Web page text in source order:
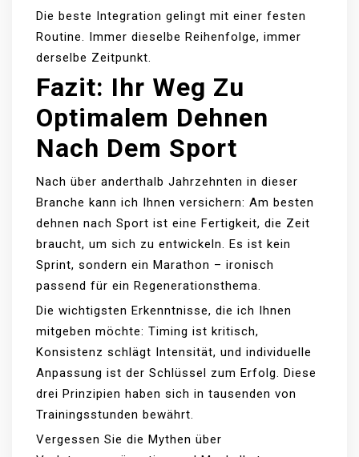
Die beste Integration gelingt mit einer festen
Routine. Immer dieselbe Reihenfolge, immer
derselbe Zeitpunkt.
Fazit: Ihr Weg Zu
Optimalem Dehnen
Nach Dem Sport
Nach über anderthalb Jahrzehnten in dieser
Branche kann ich Ihnen versichern: Am besten
dehnen nach Sport ist eine Fertigkeit, die Zeit
braucht, um sich zu entwickeln. Es ist kein
Sprint, sondern ein Marathon – ironisch
passend für ein Regenerationsthema.
Die wichtigsten Erkenntnisse, die ich Ihnen
mitgeben möchte: Timing ist kritisch,
Konsistenz schlägt Intensität, und individuelle
Anpassung ist der Schlüssel zum Erfolg. Diese
drei Prinzipien haben sich in tausenden von
Trainingsstunden bewährt.
Vergessen Sie die Mythen über